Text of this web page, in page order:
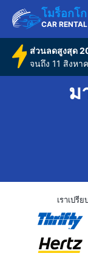
โมร็อกโก
CAR
ส่วนลดสูงสุด
จนถึง 11 สิงห
ม
เราเปรี